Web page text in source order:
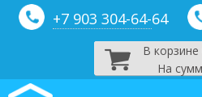
+7 903 304-64-64
В корзине
На